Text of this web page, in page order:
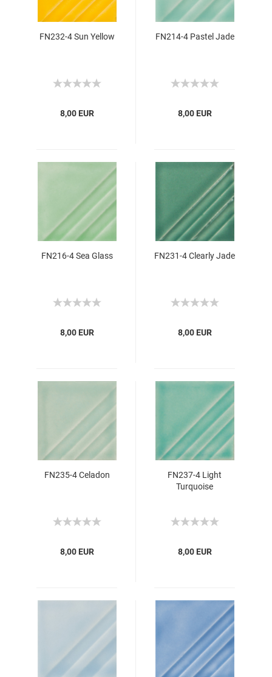
FN232-4 Sun Yellow
8,00 EUR
FN214-4 Pastel Jade
8,00 EUR
FN216-4 Sea Glass
8,00 EUR
FN231-4 Clearly Jade
8,00 EUR
FN235-4 Celadon
8,00 EUR
FN237-4 Light
Turquoise
8,00 EUR